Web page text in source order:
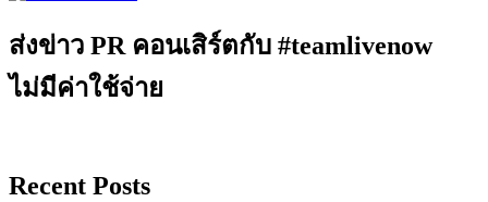
ส่งข่าว PR คอนเสิร์ตกับ #teamlivenow
ไม่มีค่าใช้จ่าย
Recent Posts